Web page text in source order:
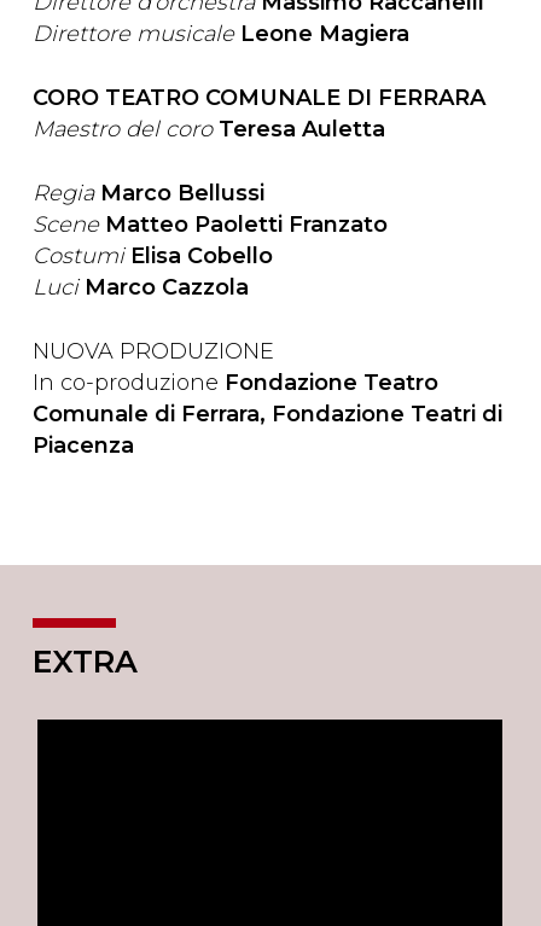
Direttore musicale Leone Magiera
CORO TEATRO COMUNALE DI FERRARA
Maestro del coro Teresa Auletta
Regia Marco Bellussi
Scene Matteo Paoletti Franzato
Costumi Elisa Cobello
Luci Marco Cazzola
NUOVA PRODUZIONE
In co-produzione Fondazione Teatro
Comunale di Ferrara, Fondazione Teatri di
Piacenza
EXTRA